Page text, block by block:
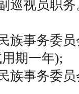
巡视员职务
事务委员
期一年);
事务委员